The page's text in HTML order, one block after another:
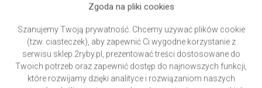
Zgoda na pliki cookies
Szanujemy Twoją prywatność. Chcemy używać plików cookie
(tzw. ciasteczek), aby zapewnić Ci wygodne korzystanie z
serwisu sklep.2ryby.pl, prezentować treści dostosowane do
Twoich potrzeb oraz zapewnić dostęp do najnowszych funkcji,
które rozwijamy dzięki analityce i rozwiązaniom naszych
Brak produktów w koszyku.
Bezpieczne zakupy